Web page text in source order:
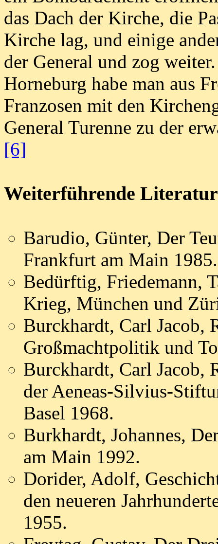
das Dach der Kirche, die
Kirche lag, und einige
der General und zog
Horneburg habe man aus
Franzosen mit den
General Turenne zu der
[6]
Weiterführende Literatur
Barudio, Günter, Der
Frankfurt am Main 1985.
Bedürftig, Friedemann,
Krieg, München und
Burckhardt, Carl Jacob,
Großmachtpolitik und
Burckhardt, Carl Jacob,
der Aeneas-Silvius-
Basel 1968.
Burkhardt, Johannes,
am Main 1992.
Dorider, Adolf,
den neueren
1955.